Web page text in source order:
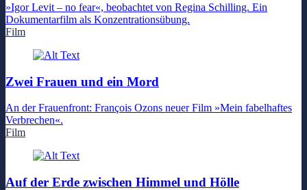
»Igor Levit – no fear«, beobachtet von Regina Schilling. Ein
Dokumentarfilm als Konzentrationsübung.
Film
Zwei Frauen und ein Mord
An der Frauenfront: François Ozons neuer Film »Mein fabelhaftes
Verbrechen«.
Film
Auf der Erde zwischen Himmel und Hölle